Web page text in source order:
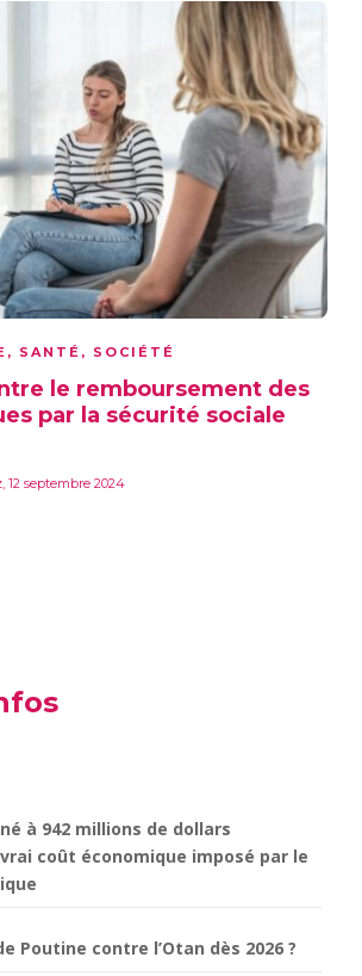
, SANTÉ , SOCIÉTÉ
le remboursement des
par la sécurité sociale
, 12 septembre 2024
à 942 millions de dollars
vrai coût économique imposé par le
Poutine contre l’Otan dès 2026 ?